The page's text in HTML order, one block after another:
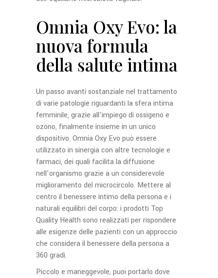
Omnia Oxy Evo: la
nuova formula
della salute intima
Un passo avanti sostanziale nel trattamento
di varie patologie riguardanti la sfera intima
femminile, grazie all’impiego di ossigeno e
ozono, finalmente insieme in un unico
dispositivo. Omnia Oxy Evo può essere
utilizzato in sinergia con altre tecnologie e
farmaci, dei quali facilita la diffusione
nell’organismo grazie a un considerevole
miglioramento del microcircolo. Mettere al
centro il benessere intimo della persona e i
naturali equilibri del corpo: i prodotti Top
Quality Health sono realizzati per rispondere
alle esigenze delle pazienti con un approccio
che considera il benessere della persona a
360 gradi.
Piccolo e maneggevole, puoi portarlo dove